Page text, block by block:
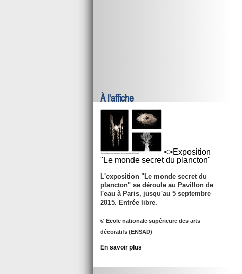
À l'affiche
<>Exposition
"Le monde secret du plancton"
L'exposition "Le monde secret du
plancton" se déroule au Pavillon de
l'eau à Paris, jusqu'au 5 septembre
2015. Entrée libre.
© Ecole nationale supérieure des arts
décoratifs (ENSAD)
En savoir plus